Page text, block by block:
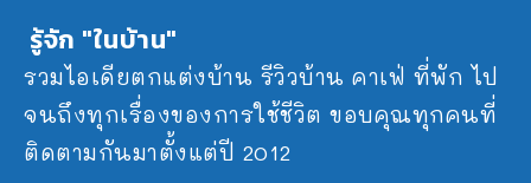
รู้จัก "ในบ้าน"
รวมไอเดียตกแต่งบ้าน รีวิวบ้าน คาเฟ่ ที่พัก ไป
จนถึงทุกเรื่องของการใช้ชีวิต ขอบคุณทุกคนที่
ติดตามกันมาตั้งแต่ปี 2012